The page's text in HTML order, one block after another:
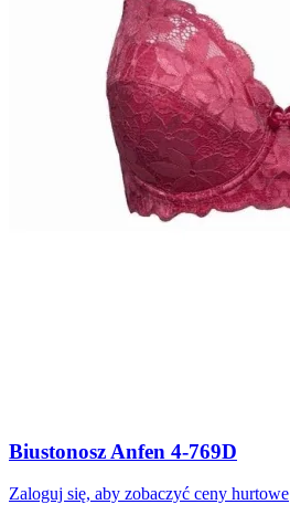
Biustonosz Anfen 4-769D
Zaloguj się, aby zobaczyć ceny hurtowe